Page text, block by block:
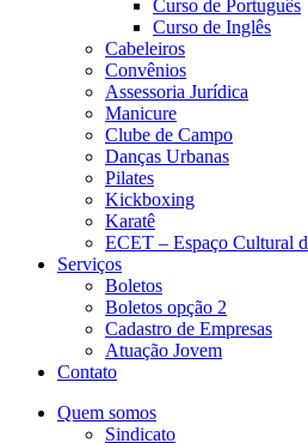
Curso de Português
Curso de Inglês
Cabeleiros
Convênios
Assessoria Jurídica
Manicure
Clube de Campo
Danças Urbanas
Pilates
Kickboxing
Karatê
ECET – Espaço Cultural
Serviços
Boletos
Boletos opção 2
Cadastro de Empresas
Atuação Jovem
Contato
Quem somos
Sindicato